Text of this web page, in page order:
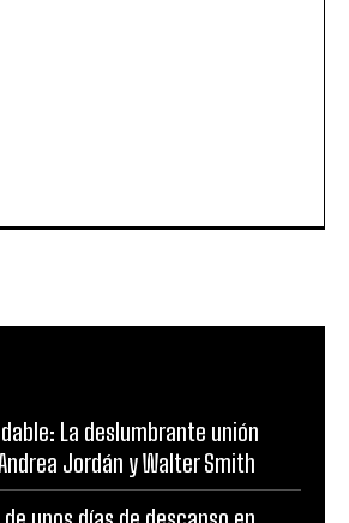
La deslumbrante unión
Jordán y Walter Smith